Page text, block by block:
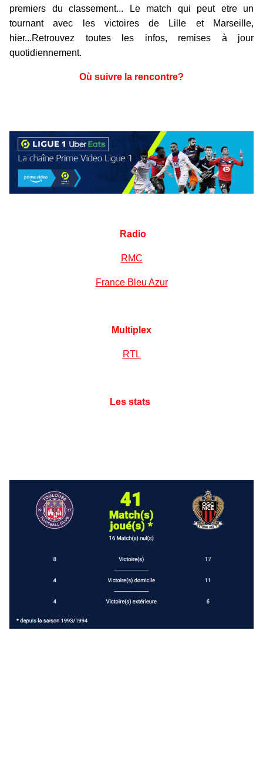
premiers du classement... Le match qui peut etre un
tournant avec les victoires de Lille et Marseille,
hier...Retrouvez toutes les infos, remises à jour
quotidiennement.
Où suivre la rencontre?
Radio
RMC
France Bleu Azur
Multiplex
RTL
Les stats